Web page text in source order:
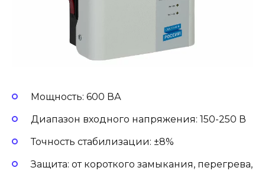
Мощность: 600 ВА
Диапазон входного напряжения: 150-250 В
Точность стабилизации: ±8%
Защита: от короткого замыкания, перегрева,